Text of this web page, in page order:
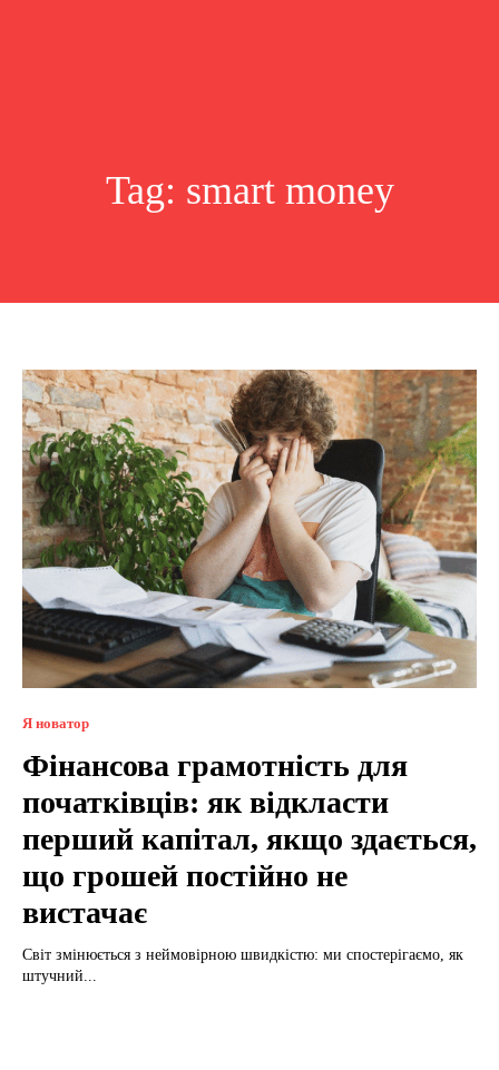
Tag: smart money
Я новатор
Фінансова грамотність для
початківців: як відкласти
перший капітал, якщо здається,
що грошей постійно не
вистачає
Світ змінюється з неймовірною швидкістю: ми спостерігаємо, як
штучний...